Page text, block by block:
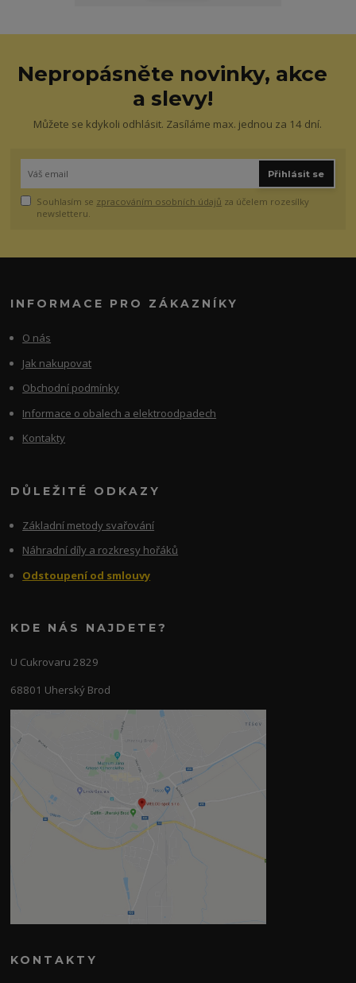
Nepropásněte novinky, akce
a slevy!
Můžete se kdykoli odhlásit. Zasíláme max. jednou za 14 dní.
Přihlásit se
Souhlasím se zpracováním osobních údajů za účelem rozesílky
newsletteru.
INFORMACE PRO ZÁKAZNÍKY
O nás
Jak nakupovat
Obchodní podmínky
Informace o obalech a elektroodpadech
Kontakty
DŮLEŽITÉ ODKAZY
Základní metody svařování
Náhradní díly a rozkresy hořáků
Odstoupení od smlouvy
KDE NÁS NAJDETE?
U Cukrovaru 2829
68801 Uherský Brod
KONTAKTY